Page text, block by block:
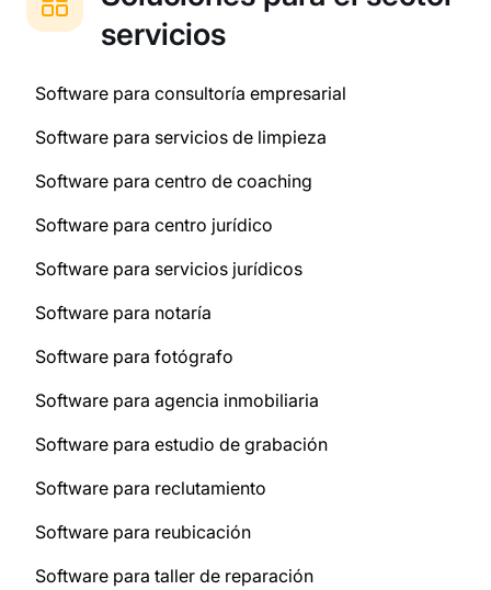
servicios
Software para consultoría empresarial
Software para servicios de limpieza
Software para centro de coaching
Software para centro jurídico
Software para servicios jurídicos
Software para notaría
Software para fotógrafo
Software para agencia inmobiliaria
Software para estudio de grabación
Software para reclutamiento
Software para reubicación
Software para taller de reparación